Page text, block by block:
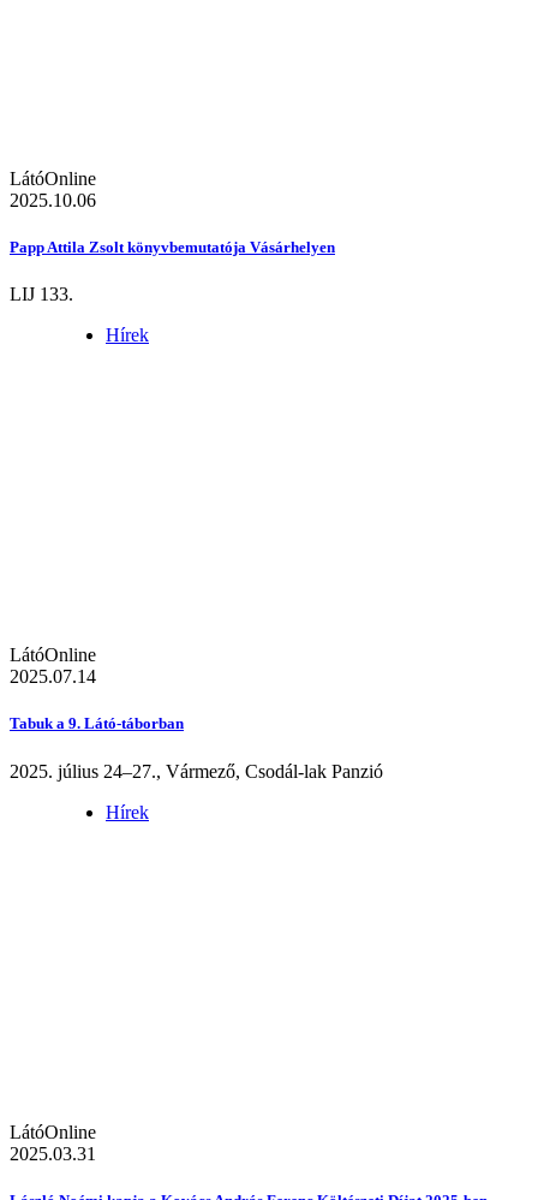
LátóOnline
2025.10.06
Papp Attila Zsolt könyvbemutatója Vásárhelyen
LIJ 133.
Hírek
LátóOnline
2025.07.14
Tabuk a 9. Látó-táborban
2025. július 24–27., Vármező, Csodál-lak Panzió
Hírek
LátóOnline
2025.03.31